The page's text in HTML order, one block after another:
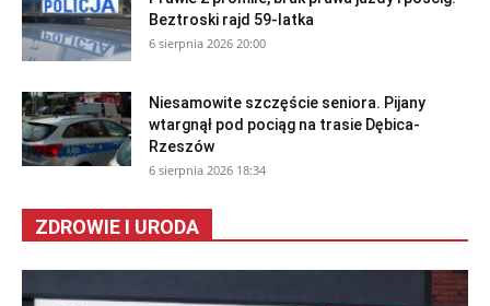
Beztroski rajd 59-latka
6 sierpnia 2026 20:00
Niesamowite szczęście seniora. Pijany
wtargnął pod pociąg na trasie Dębica-
Rzeszów
6 sierpnia 2026 18:34
ZDROWIE I URODA